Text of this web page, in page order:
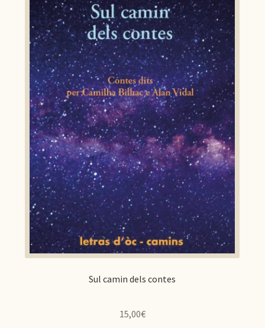
Sul camin dels contes
15,00€